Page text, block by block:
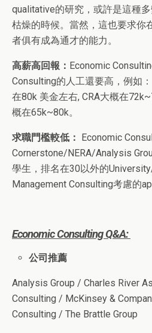
qualitative的研究，或許是這種
枯燥的時候。當然，這也要求你
者俱有成為通才的能力。
高薪高回報： Economic
Consulting的人工還要高，例如
在80k 美金左右, CRA大概在
概在65k~80k。
求職門檻較低： Economic
Cornerstone/NERA/Analysis
學生，排名在30以外的
Management Consulting考慮的
Economic Consulting Q&A:
公司推薦
Analysis Group / Charles River
Consulting / McKinsey &
Consulting / The Brattle Group